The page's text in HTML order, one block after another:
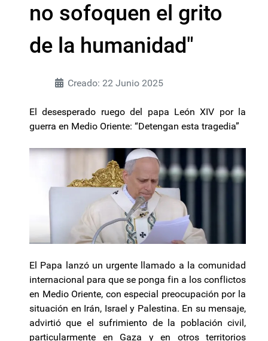
no sofoquen el grito
de la humanidad"
Creado: 22 Junio 2025
El desesperado ruego del papa León XIV por la
guerra en Medio Oriente: “Detengan esta tragedia”
El Papa lanzó un urgente llamado a la comunidad
internacional para que se ponga fin a los conflictos
en Medio Oriente, con especial preocupación por la
situación en Irán, Israel y Palestina. En su mensaje,
advirtió que el sufrimiento de la población civil,
particularmente en Gaza y en otros territorios